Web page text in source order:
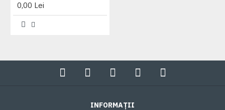
0,00 Lei
INFORMAȚII